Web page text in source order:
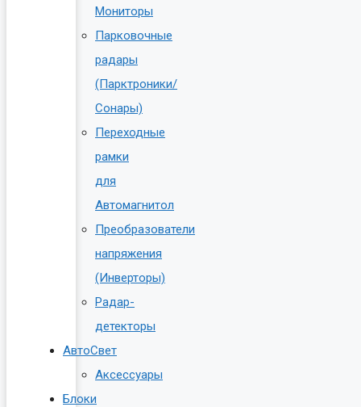
Мониторы
Парковочные
радары
(Парктроники/
Сонары)
Переходные
рамки
для
Автомагнитол
Преобразователи
напряжения
(Инверторы)
Радар-
детекторы
АвтоСвет
Аксессуары
Блоки